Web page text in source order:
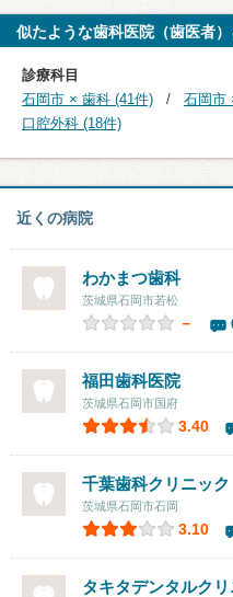
似たような歯科医院（歯医者
診療科目
石岡市 × 歯科 (41件)
石岡市
口腔外科 (18件)
近くの病院
わかまつ歯科
茨城県石岡市若松
－
福田歯科医院
茨城県石岡市国府
3.40
千葉歯科クリニック
茨城県石岡市石岡
3.10
タキタデンタルクリ